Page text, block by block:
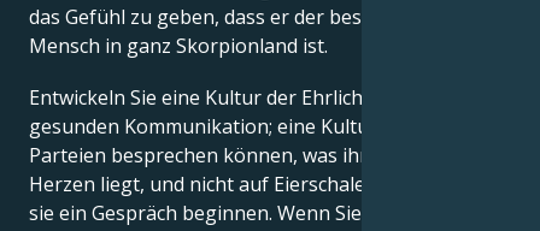
das Gefühl zu geben, dass er der besondersste
Mensch in ganz Skorpionland ist.
Entwickeln Sie eine Kultur der Ehrlichkeit und der
gesunden Kommunikation; eine Kultur, in der beide
Parteien besprechen können, was ihnen auf dem
Herzen liegt, und nicht auf Eierschalen gehen, wenn
sie ein Gespräch beginnen. Wenn Sie auf ein